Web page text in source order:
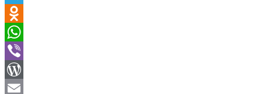
Telegram
Odnoklassniki
WhatsApp
Viber
WordPress